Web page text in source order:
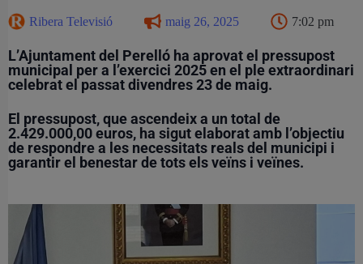
Ribera Televisió maig 26, 2025 7:02 pm
L’Ajuntament del Perelló ha aprovat el pressupost
municipal per a l’exercici 2025 en el ple extraordinari
celebrat el passat divendres 23 de maig.
El pressupost, que ascendeix a un total de
2.429.000,00 euros, ha sigut elaborat amb l’objectiu
de respondre a les necessitats reals del municipi i
garantir el benestar de tots els veïns i veïnes.